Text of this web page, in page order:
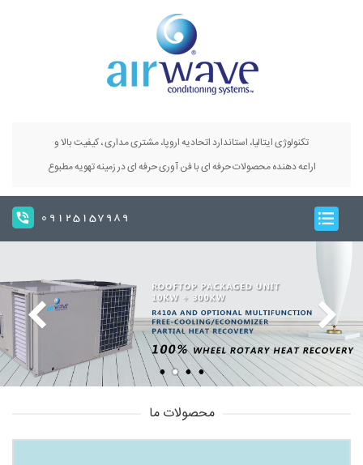
تکنولوژی ایتالیا، استاندارد اتحادیه اروپا، مشتری مداری ، کیفیت بالا و
اراعه دهنده محصولات حرفه ای با فن آوری حرفه ای در زمینه تهویه مطبوع
09125157989
محصولات ما